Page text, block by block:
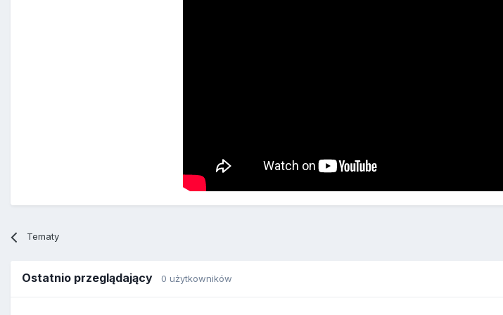
Tematy
Ostatnio przeglądający 0 użytkowników